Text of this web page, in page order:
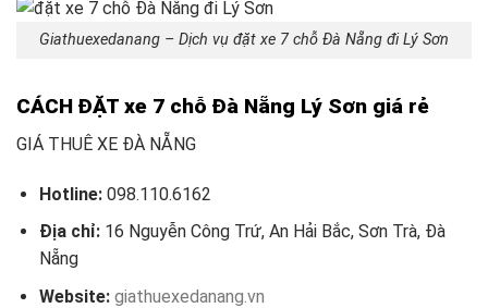
Giathuexedanang – Dịch vụ đặt xe 7 chỗ Đà Nẵng đi Lý Sơn
CÁCH ĐẶT xe 7 chỗ Đà Nẵng Lý Sơn giá rẻ
GIÁ THUÊ XE ĐÀ NẴNG
Hotline: 098.110.6162
Địa chỉ:16 Nguyễn Công Trứ, An Hải Bắc, Sơn Trà, Đà
Nẵng
Website: giathuexedanang.vn